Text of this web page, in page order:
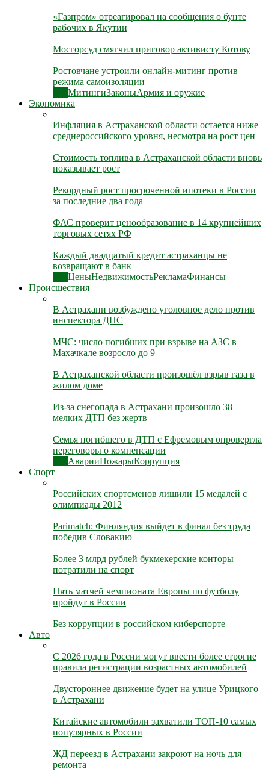
«Газпром» отреагировал на сообщения о бунте
рабочих в Якутии
Мосгорсуд смягчил приговор активисту Котову
Ростовчане устроили онлайн-митинг против
режима самоизоляции
МитингиЗаконыАрмия и оружие
Экономика
Инфляция в Астраханской области остается ниже
среднероссийского уровня, несмотря на рост цен
Стоимость топлива в Астраханской области вновь
показывает рост
Рекордный рост просроченной ипотеки в России
за последние два года
ФАС проверит ценообразование в 14 крупнейших
торговых сетях РФ
Каждый двадцатый кредит астраханцы не
возвращают в банк
ЦеныНедвижимостьРекламаФинансы
Происшествия
В Астрахани возбуждено уголовное дело против
инспектора ДПС
МЧС: число погибших при взрыве на АЗС в
Махачкале возросло до 9
В Астраханской области произошёл взрыв газа в
жилом доме
Из-за снегопада в Астрахани произошло 38
мелких ДТП без жертв
Семья погибшего в ДТП с Ефремовым опровергла
переговоры о компенсации
АварииПожарыКоррупция
Спорт
Российских спортсменов лишили 15 медалей с
олимпиады 2012
Parimatch: Финляндия выйдет в финал без труда
победив Словакию
Более 3 млрд рублей букмекерские конторы
потратили на спорт
Пять матчей чемпионата Европы по футболу
пройдут в России
Без коррупции в российском киберспорте
Авто
С 2026 года в России могут ввести более строгие
правила регистрации возрастных автомобилей
Двустороннее движение будет на улице Урицкого
в Астрахани
Китайские автомобили захватили ТОП-10 самых
популярных в России
ЖД переезд в Астрахани закроют на ночь для
ремонта